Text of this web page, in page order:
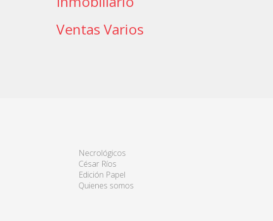
Ventas Varios
Necrológicos
César Ríos
Edición Papel
Quienes somos